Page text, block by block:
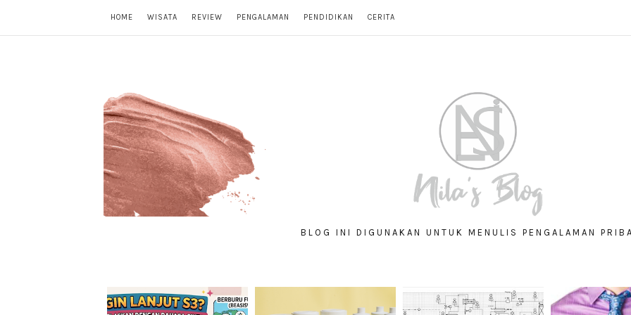
HOME WISATA REVIEW PENGALAMAN PENDIDIKAN CERITA
BLOG INI DIGUNAKAN UNTUK MENULIS PENGALAMAN